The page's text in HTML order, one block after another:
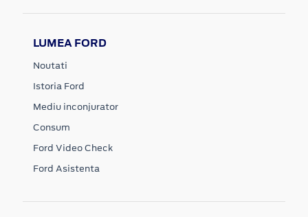
LUMEA FORD
Noutati
Istoria Ford
Mediu inconjurator
Consum
Ford Video Check
Ford Asistenta